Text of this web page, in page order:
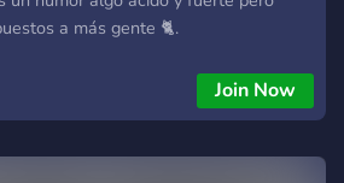
a más gente 🐈.
Join Now